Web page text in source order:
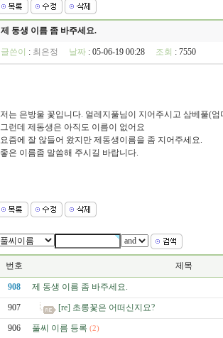
제 동생 이름 좀 바주세요.
글쓴이 : 최은정 날짜: 05-06-19 00:28 조회 : 7550
저는 은방울 꽃입니다. 얼레지풀님이 지어주시고 삼베풀(
그런데 제동생은 아직도 이름이 없어요
요즘에 잘 않들어 왔지만 제동생이름을 좀 지어주세요.
좋은 이름좀 말씀해 주시길 바랍니다.
번호 제목
908 제 동생 이름 좀 바주세요.
907 [re] 초롱꽃은 어떠신지요?
906 풀씨 이름 등록 (2)